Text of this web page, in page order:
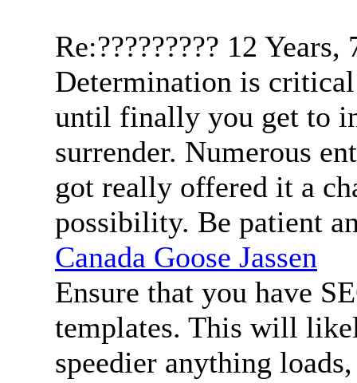
Re:????????? 12 Years,
Determination is
until finally you get to
surrender. Numerous
got really offered it a
possibility. Be patient
Canada Goose Jassen
Ensure that you have
templates. This will
speedier anything